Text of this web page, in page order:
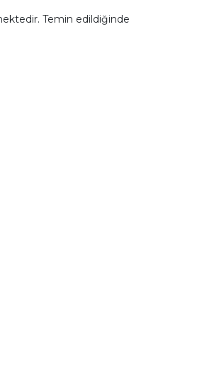
Temin edildiğinde